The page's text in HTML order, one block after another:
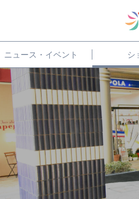
ニュース・イベント シ